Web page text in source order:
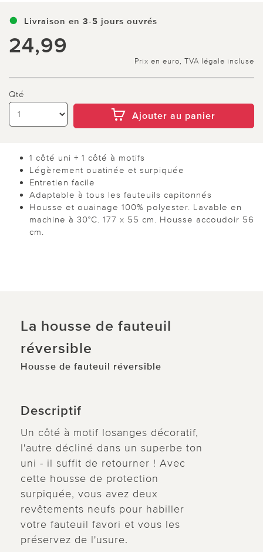
Livraison en 3-5 jours ouvrés
24,99
Prix en euro, TVA légale incluse
Qté
Ajouter au panier
1 côté uni + 1 côté à motifs
Légèrement ouatinée et surpiquée
Entretien facile
Adaptable à tous les fauteuils capitonnés
Housse et ouainage 100% polyester. Lavable en
machine à 30°C. 177 x 55 cm. Housse accoudoir 56
cm.
La housse de fauteuil
réversible
Housse de fauteuil réversible
Descriptif
Un côté à motif losanges décoratif,
l'autre décliné dans un superbe ton
uni - il suffit de retourner ! Avec
cette housse de protection
surpiquée, vous avez deux
revêtements neufs pour habiller
votre fauteuil favori et vous les
préservez de l'usure.